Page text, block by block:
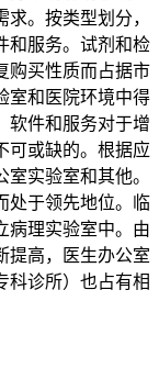
。按类型划分，
和服务。试剂和检
购买性质而占据市
室和医院环境中得
软件和服务对于增
可或缺的。根据应
实验室和其他。
处于领先地位。临
病理实验室中。由
提高，医生办公室
科诊所）也占有相